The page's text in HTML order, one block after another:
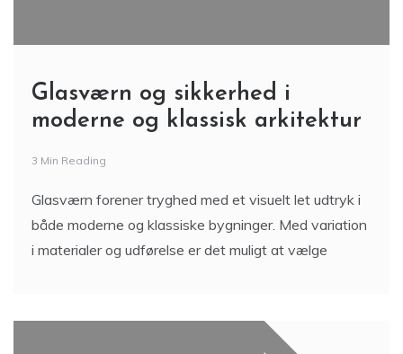
Glasværn og sikkerhed i
moderne og klassisk arkitektur
3 Min Reading
Glasværn forener tryghed med et visuelt let udtryk i
både moderne og klassiske bygninger. Med variation
i materialer og udførelse er det muligt at vælge